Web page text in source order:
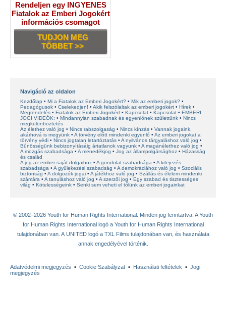
Rendeljen egy INGYENES
Fiatalok az Emberi Jogokért
információs csomagot
TUDJON MEG
TÖBBET >>
Navigáció az oldalon
Kezdőlap Mi a Fiatalok az Emberi Jogokért?
Mik az emberi jogok?
Pedagógusok
Cselekedjen! Akik felszólaltak az emberi jogokért
Hírek
Megrendelés
Fiatalok az Emberi Jogokért Kapcsolat Kapcsolat
EMBERI
JOGI VIDEÓK:
Mindannyian szabadnak és egyenlőnek születtünk
Nincs
megkülönböztetés
Az élethez való jog
Nincs rabszolgaság Nincs kínzás
Vannak jogaink,
akárhová is megyünk
A törvény előtt mindenki egyenlő
Az emberi jogokat a
törvény védi
Nincs jogtalan letartóztatás
A nyilvános tárgyaláshoz való jog
Bűnösségünk bebizonyításáig ártatlanok vagyunk
A magánélethez való jog
A mozgás szabadsága
A menedékjog Jog az állampolgársághoz
Házasság
és család
A jog az ember saját dolgaihoz
A gondolat szabadsága
A kifejezés
szabadsága
A gyülekezési szabadság A demokráciához való jog
Szociális
biztonság
A dolgozók jogai A játékhoz való jog
Szállás és élelem mindenki
számára
A tanuláshoz való jog A szerzői jog
Egy szabad és tisztességes
világ
Kötelességeink Senki sem veheti el tőlünk az emberi jogainkat
© 2002–2026 Youth for Human Rights International. Minden jog fenntartva. A Youth
for Human Rights International logó a Youth for Human Rights International
tulajdonában van. A UNITED logó a TXL Films tulajdonában van, és használata
annak engedélyével történik.
Adatvédelmi megjegyzés • Cookie Szabályzat • Használati feltételek • Jogi
megjegyzés